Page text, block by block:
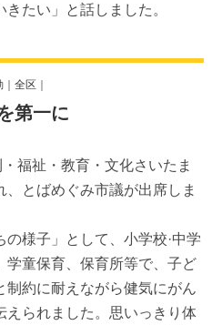
たい」と話しました。
全区
第一に
福祉・教育・文化さいたま
とばめぐみ市議が出席しま
様子」として、小学校·中学
学童保育、保育所等で、子ど
制約に耐えながら健気にがん
えられました。思いっきり体